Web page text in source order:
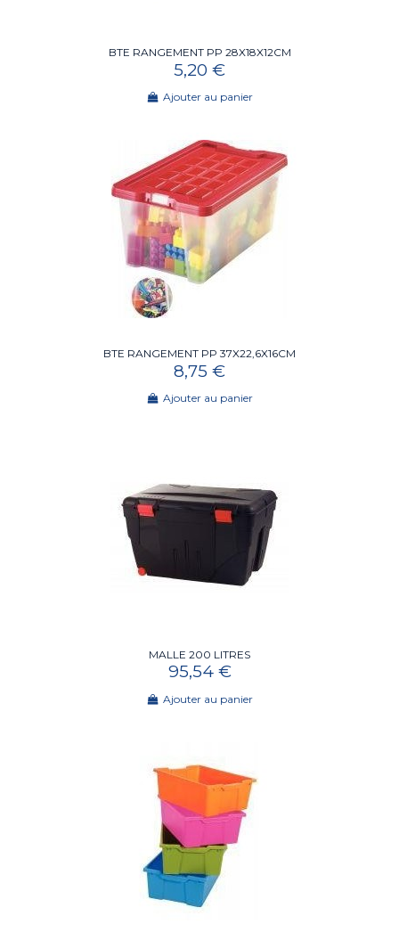
BTE RANGEMENT PP 28X18X12CM
5,20 €
Ajouter au panier
BTE RANGEMENT PP 37X22,6X16CM
8,75 €
Ajouter au panier
MALLE 200 LITRES
95,54 €
Ajouter au panier